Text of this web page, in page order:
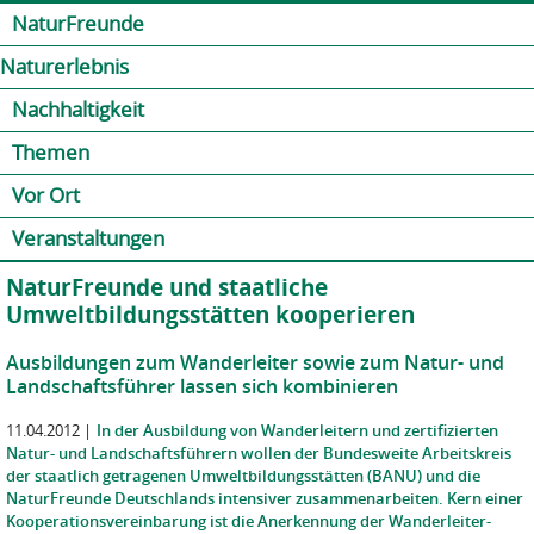
NaturFreunde
Naturerlebnis
Nachhaltigkeit
Themen
Vor Ort
Veranstaltungen
NaturFreunde und staatliche
Umweltbildungsstätten kooperieren
Ausbildungen zum Wanderleiter sowie zum Natur- und
Landschaftsführer lassen sich kombinieren
11.04.2012 | In der Ausbildung von Wanderleitern und zertifizierten
Natur- und Landschaftsführern wollen der Bundesweite Arbeitskreis
der staatlich getragenen Umweltbildungsstätten (BANU) und die
NaturFreunde Deutschlands intensiver zusammenarbeiten. Kern einer
Kooperationsvereinbarung ist die Anerkennung der Wanderleiter-